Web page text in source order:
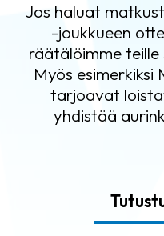
Jos haluat
-joukkueen
räätälöimme
Myös esimerkiksi
tarjoavat
yhdistää